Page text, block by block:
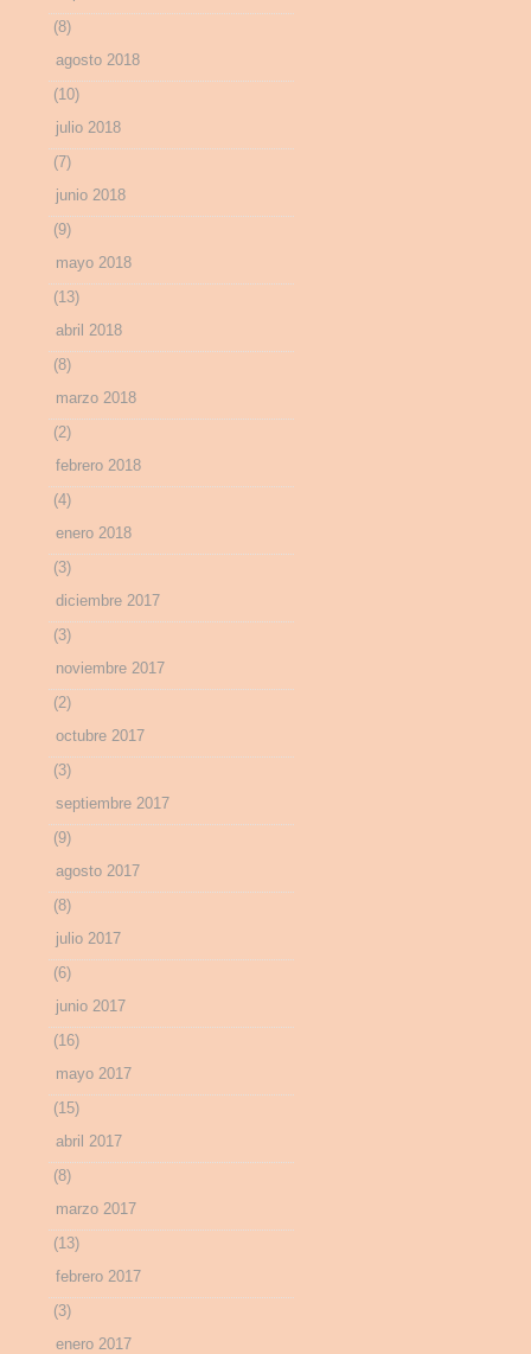
(8)
agosto 2018
(10)
julio 2018
(7)
junio 2018
(9)
mayo 2018
(13)
abril 2018
(8)
marzo 2018
(2)
febrero 2018
(4)
enero 2018
(3)
diciembre 2017
(3)
noviembre 2017
(2)
octubre 2017
(3)
septiembre 2017
(9)
agosto 2017
(8)
julio 2017
(6)
junio 2017
(16)
mayo 2017
(15)
abril 2017
(8)
marzo 2017
(13)
febrero 2017
(3)
enero 2017